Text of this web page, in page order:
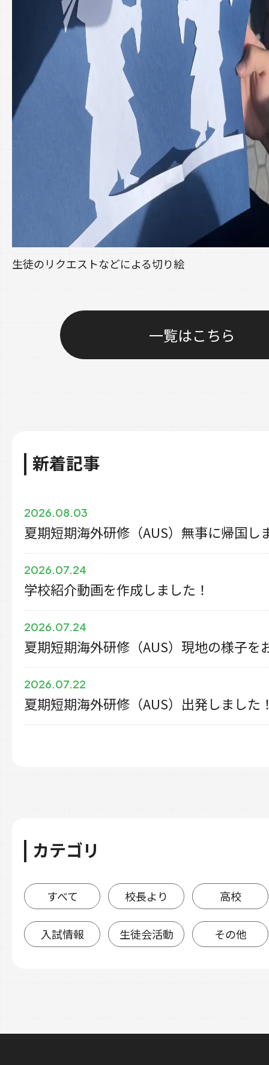
生徒のリクエストなどによる切り絵
一覧はこちら
新着記事
2026.08.03
夏期短期海外研修（AUS）無事に帰国し
2026.07.24
学校紹介動画を作成しました！
2026.07.24
夏期短期海外研修（AUS）現地の様子を
2026.07.22
夏期短期海外研修（AUS）出発しました
カテゴリ
すべて 校長より 高校
入試情報 生徒会活動 その他